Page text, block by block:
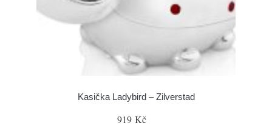
Kasička Ladybird – Zilverstad
919 Kč